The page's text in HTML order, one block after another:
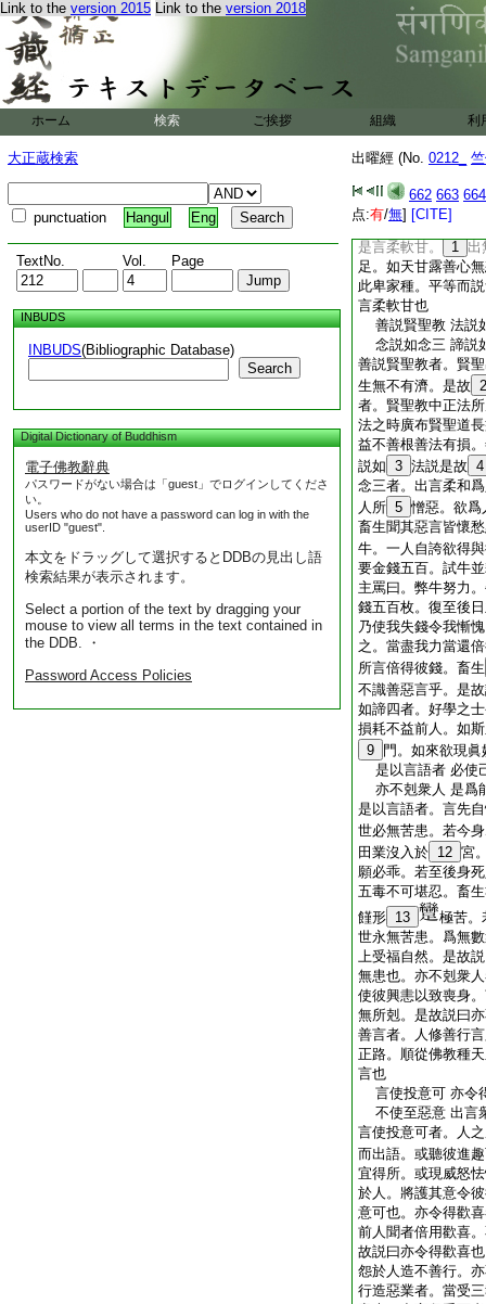
Link to the version 2015 Link to the version 2018
ホーム 検索 ご挨拶 組織 利
大正蔵検索
punctuation Hangul Eng
TextNo. Vol. Page
INBUDS
INBUDS(Bibliographic Database)
Search
Digital Dictionary of Buddhism
電子佛教辭典
パスワードがない場合は「guest」でログインしてくださ
い。
Users who do not have a password can log in with the
userID "guest".
本文をドラッグして選択するとDDBの見出し語
検索結果が表示されます。
Select a portion of the text by dragging your
mouse to view all terms in the text contained in
the DDB. ・
Password Access Policies
出曜經 (No. 0212_
662 663 664
点:有/無] [CITE]
者無漏成就。彼賢
後無苦惱。是故説
解者。愚人習行好
往趣三惡道。是故
比丘＊抱損意者。
不煩重。若處道俗
説曰比丘＊抱損意
中不離佛語。世俗
不躁言得忠也。義
身味身無所缺漏。
是言柔軟甘。
1 出
足。如天甘露善心
此卑家種。平等而
言柔軟甘也
善説賢聖教 法説
念説如念三 諦説
善説賢聖教者。賢
生無不有濟。是故 2
者。賢聖教中正法
法之時廣布賢聖道
益不善根善法有損
説如 3 法説是故 4
念三者。出言柔和
人所 5 憎惡。欲爲
畜生聞其惡言皆懷
牛。一人自誇欲得
要金錢五百。試牛
主罵曰。弊牛努力
錢五百枚。復至後
乃使我失錢令我慚
之。當盡我力當還
所言倍得彼錢。畜生
不識善惡言乎。是
如諦四者。好學之
損耗不益前人。如
9
門。如來欲現眞
是以言語者 必使
亦不剋衆人 是爲
是以言語者。言先
世必無苦患。若今
田業沒入於 12 宮
願必乖。若至後身
五毒不可堪忍。畜
饉形 13
極苦。
世永無苦患。爲無
上受福自然。是故
無患也。亦不剋衆
使彼興恚以致喪身
無所剋。是故説曰
善言者。人修善行
正路。順從佛教種
言也
言使投意可 亦令
不使至惡意 出言
言使投意可者。人
而出語。或聽彼進
宜得所。或現威怒
於人。將護其意令
意可也。亦令得歡
前人聞者倍用歡喜
故説曰亦令得歡喜
怨於人造不善行。
行造惡業者。當受